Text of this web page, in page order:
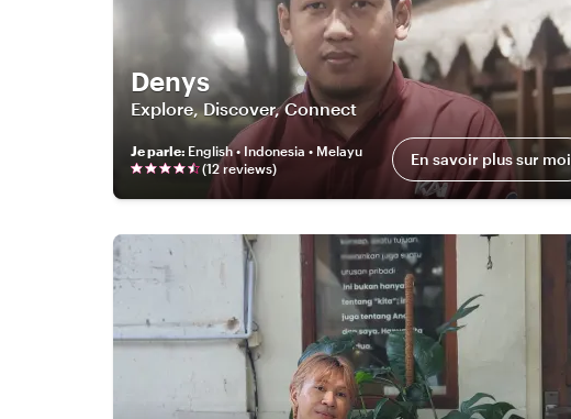
Denys
Explore, Discover, Connect
Je parle: English • Indonesia • Melayu
(12 reviews) En savoir plus sur moi